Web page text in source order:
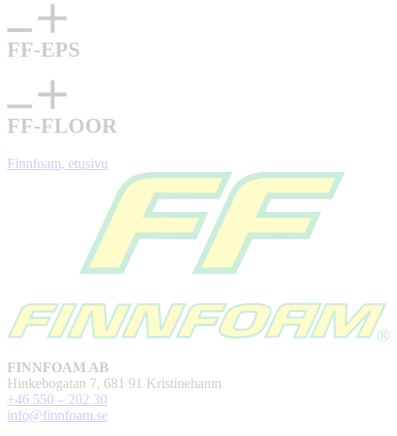
FF-EPS
FF-FLOOR
Finnfoam, etusivu
FINNFOAM AB
Hinkebogatan 7, 681 91 Kristinehamn
+46 550 – 202 30
info@finnfoam.se